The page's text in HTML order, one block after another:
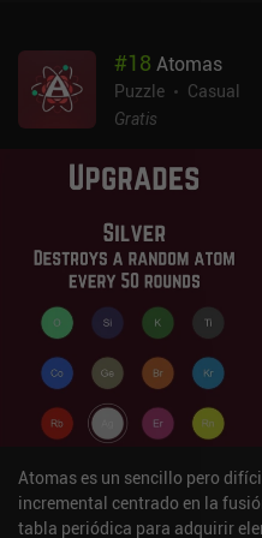
Junto con los obstáculos
más esenciales, aunque
un juego meditativo y relajante
movimientos muy precisos y
algunos les encantará, pero a otros no.
pocas ganas de seguir jugando
descanso. Suele ser al revés, pero no en
premium de 2,99 dólares. A pesar de sus inconvenientes, es un
juego de puzles bonito e
molesten las desafiantes
posteriores.
#18 Atomas
Puzzle
Casual
Gratis
Atomas es un sencillo pero
incremental centrado en la
tabla periódica para adquirir